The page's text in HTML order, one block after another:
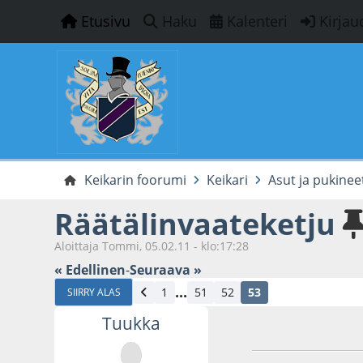
Etusivu Haku Kalenteri
Keikarin foorumi Keikari Asut ja
Räätälinvaateketju
Aloittaja Tommi, 05.02.11 - klo:17:28
« Edellinen-Seuraava »
SIIRRY ALAS 1 ... 51 52 53
Tuukka